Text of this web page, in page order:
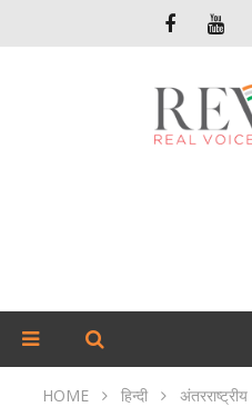
HOME हिन्दी
अंतरराष्ट्रीय